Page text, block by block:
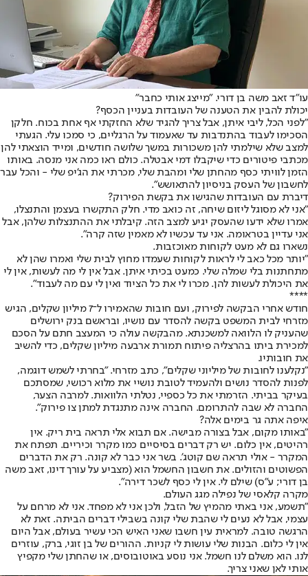
עו"ד זאב משה בן דורי. "מייצג אותי כחבר"
יכולת להבין את הטענה של העובדות בעניין הכסף?
"לפני הכל, ליבי איתן, אבל צריך להגיד שלא החזקתי אף אחת בכוח. חלקן
הסכימו לעבוד בהתנדבות עד שאעמוד על הרגליים, כי סמכו עלי. הגעתי
למצב שלא שילמתי להן משכורות במשך שלושה חודשים, ומייד הוצאתי להן
מכתבי פיטורים כדי שיקבלו דמי אבטלה. כולם ראו כמה אני מנסה. באותו
הזמן לוויתי כסף מהחתן שלי ומהבת שלי, מכרתי את הג'יפ שלי - והכל עבר
לחשבון של העסק בניסיון להתאושש".
דיברת עם העובדות שהגישו את בקשת הפירוק?
"אני לא מסוגל ליזום שיחה, זה כואב מדי. חלק התקשרו בעצמן והתנצלו,
אמרו שלא ידעו שהעסק יגיע למצב הזה. קיבלתי את ההתנצלות שלהן, אבל
אני עדיין בטראומה. אני עד עכשיו לא מאמין שזה קרה".
נשארו גם לא מעט לקוחות מאוכזבות.
"יותר מכל כאב לי לראות לקוחות שעמדו מחוץ לבית שלי ואמרו שהן לא
מתחתנות בלי שמלה שלי. כמעט בכיתי איתן. אבל אין לי מה לעשות, אין לי
את היכולת לעשות להן. מכרו לי את כל הציוד ואין לי עם מה לעבוד".
****
חודש אחרי הבקשה לפירוק, ועם חובות שהאמירו ל־7 מיליון שקלים, הגיש
מזרחי לבית המשפט בקשה להסדר עם נושיו, ובראשם בנק ירושלים
שהעניק לו הלוואה למשכנתא. מהבקשה עולה כי המעצב חתם על הסכם
למכירת ביתו בהרצליה פיתוח תמורת ארבעה מיליון שקלים, כדי להשיב
את חובותיו.
"נקלענו לחובות של מיליוני שקלים", כתב מזרחי. "בחרתי לשמש דוגמה,
לפנות להסדר נושים ולהעמיד לטובת נושיי את מלוא רכושי, שמסתכם
בעיקר בביתי. הזרמתי את כל כספיי, נטלתי הלוואות. למרבה הצער,
החברה לא שבה להתרומם. החברה אינה מתנגדת למתן צו פירוק".
איפה אתה גר בימים אלה?
"באותו מקום, אבל בצורה מבישה. אם תבוא אלי תראה בית ריק. אין
רהיטים, אין כלום. יש רק דברים בסיסיים כמו מקרר וכיריים. תפתח את
המקרר - אולי תראה שם קוטג'. בשר אני כבר לא קונה. רק את הדברים
הפשוטים והזולים. את חשבון החשמל הוא (מצביע על עורך דינו, זאב משה
בן דורי; ע"ס) שילם לי. אין לי כסף לשכר דירה".
מקרה קלאסי של נפילה מגג העולם.
"תשמע, אני באתי מהמיץ של הזבל, ולכן אני לא מפחד. אני לא מרחם על
עצמי, אבל לא נעים לי שהבת שלי קונה בשבילי דברים הביתה. זאת לא
הרגשה טובה. למראית עין חשבו שאני האיש הכי עשיר בעולם, אבל היום
אין לי כלום. הבנות שלי עושות לי קניות. ההורים של בן זוגי, ברק, עוזרים
לנו. הוא משלם לנו חשמל. אני נוסע באוטובוסים, או שהחתן שלי מקפיץ
אותי לאן שאני צריך.